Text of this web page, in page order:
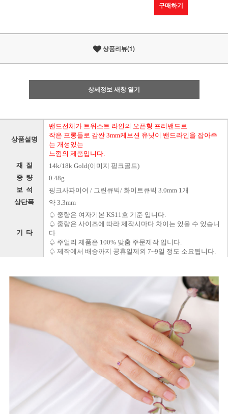
구매하기
상품리뷰(1)
상세정보 새창 열기
상품설명
밴드전체가 트위스트 라인의 오픈형 프리밴드로
작은 프롱들로 감싼 3mm케보션 유닛이 밴드라인을 잡아주
는 개성있는
느낌의 제품입니다.
재 질
14k/18k Gold(이미지 핑크골드)
중 량
0.48g
보 석
핑크사파이어 / 그린큐빅/ 화이트큐빅 3.0mm 1개
상단폭
약 3.3mm
기 타
♤ 중량은 여자기본 KS11호 기준 입니다.
♤ 중량은 사이즈에 따라 제작시마다 차이는 있을 수 있습니
다.
♤ 주얼리 제품은 100% 맞춤 주문제작 입니다.
♤ 제작에서 배송까지 공휴일제외 7~9일 정도 소요됩니다.